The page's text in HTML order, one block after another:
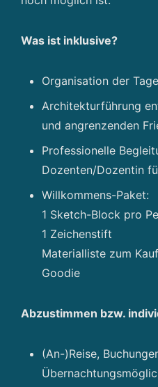
Was ist inklusive?
Organisation der
Architekturführung
und angrenzenden
Professionelle
Dozenten/Dozentin
Willkommens-Paket:
1 Sketch-Block pro
1 Zeichenstift
Materialliste zum
Goodie
Abzustimmen bzw.
(An-)Reise,